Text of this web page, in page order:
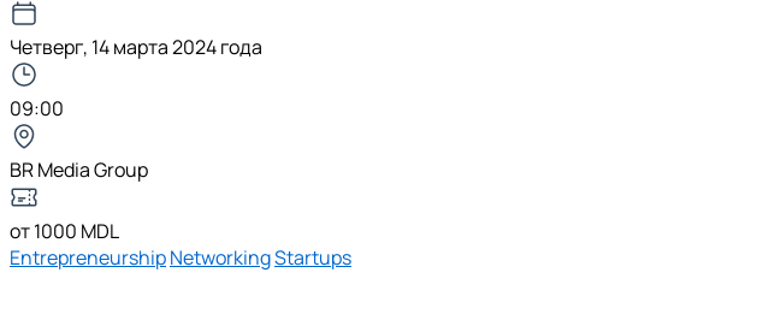
Четверг, 14 марта 2024 года
09:00
BR Media Group
от 1000 MDL
EntrepreneurshipNetworkingStartups